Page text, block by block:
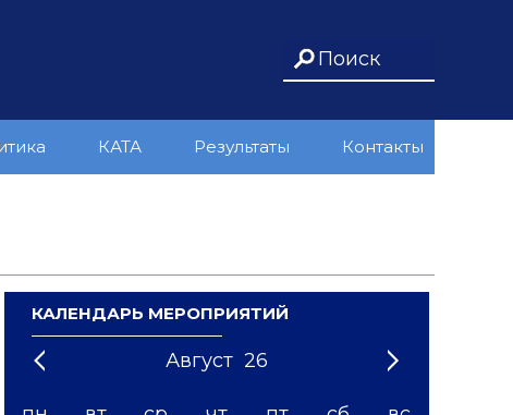
КАТА Результаты Контакты
КАЛЕНДАРЬ МЕРОПРИЯТИЙ
Август 26
1 3 5 8 10 12
'21 '23 '24 '25 '26 '27 '28 '29 '31